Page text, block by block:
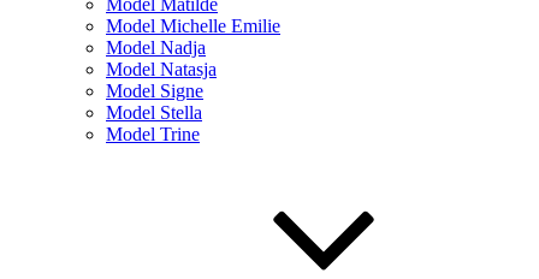
Model Matilde
Model Michelle Emilie
Model Nadja
Model Natasja
Model Signe
Model Stella
Model Trine